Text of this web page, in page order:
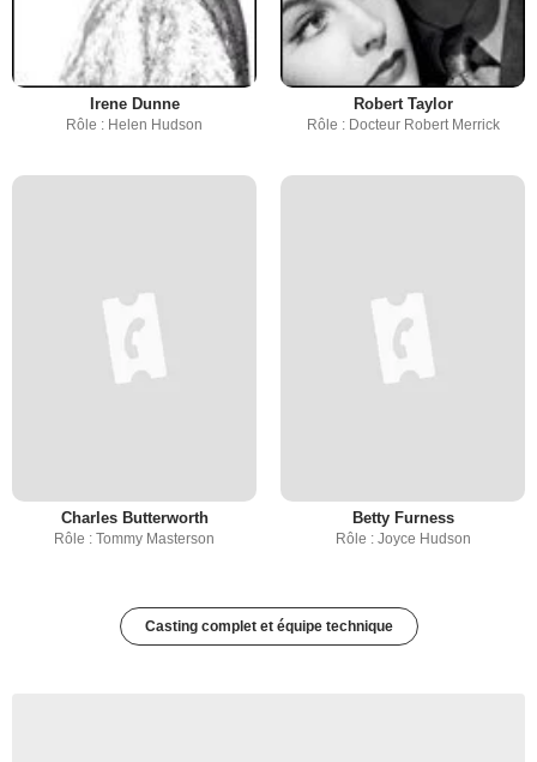
Irene Dunne
Rôle : Helen Hudson
Robert Taylor
Rôle : Docteur Robert Merrick
Charles Butterworth
Rôle : Tommy Masterson
Betty Furness
Rôle : Joyce Hudson
Casting complet et équipe technique